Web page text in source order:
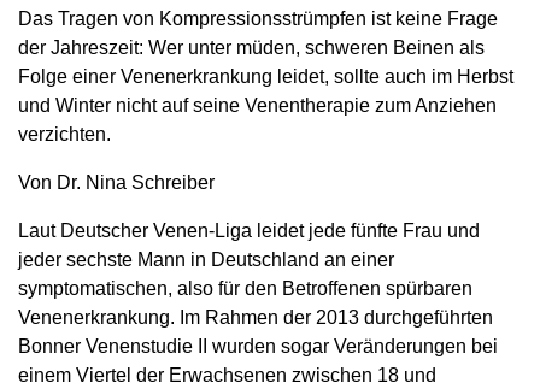
Das Tragen von Kompressionsstrümpfen ist keine Frage
der Jahreszeit: Wer unter müden, schweren Beinen als
Folge einer Venenerkrankung leidet, sollte auch im Herbst
und Winter nicht auf seine Venentherapie zum Anziehen
verzichten.
Von Dr. Nina Schreiber
Laut Deutscher Venen-Liga leidet jede fünfte Frau und
jeder sechste Mann in Deutschland an einer
symptomatischen, also für den Betroffenen spürbaren
Venenerkrankung. Im Rahmen der 2013 durchgeführten
Bonner Venenstudie II wurden sogar Veränderungen bei
einem Viertel der Erwachsenen zwischen 18 und